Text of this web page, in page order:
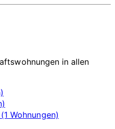
in allen
Wohnungen)